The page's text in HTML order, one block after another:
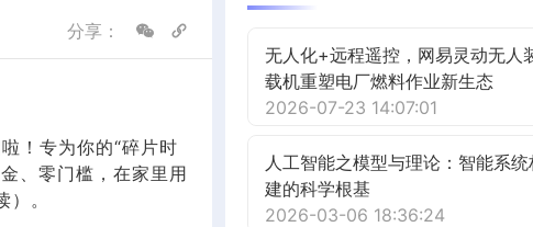
分享：
！专为你的“碎片时
、零门槛，在家里用
。
无人化+远程遥控，网易灵动无人
载机重塑电厂燃料作业新生态
2026-07-23 14:07:01
人工智能之模型与理论：智能系统
建的科学根基
2026-03-06 18:36:24